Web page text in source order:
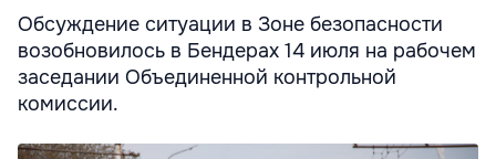
Обсуждение ситуации в Зоне безопасности
возобновилось в Бендерах 14 июля на рабочем
заседании Объединенной контрольной
комиссии.